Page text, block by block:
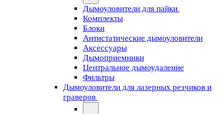
Дымоуловители для пайки
Комплекты
Блоки
Антистатические дымоуловители
Аксессуары
Дымоприемники
Центральное дымоудаление
Фильтры
Дымоуловители для лазерных резчиков и
граверов